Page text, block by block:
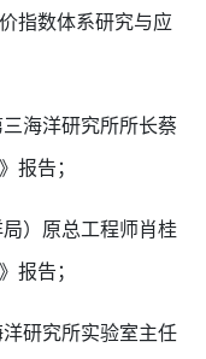
指数体系研究与应
海洋研究所所长蔡
报告；
）原总工程师肖桂
报告；
研究所实验室主任